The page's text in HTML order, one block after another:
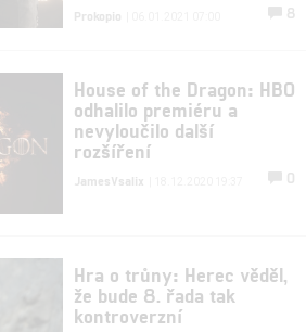
Prokopio 8
House of the Dragon: HBO
odhalilo premiéru a
nevyloučilo další
rozšíření
JamesVsalix 0
Hra o trůny: Herec věděl,
že bude 8. řada tak
kontroverzní